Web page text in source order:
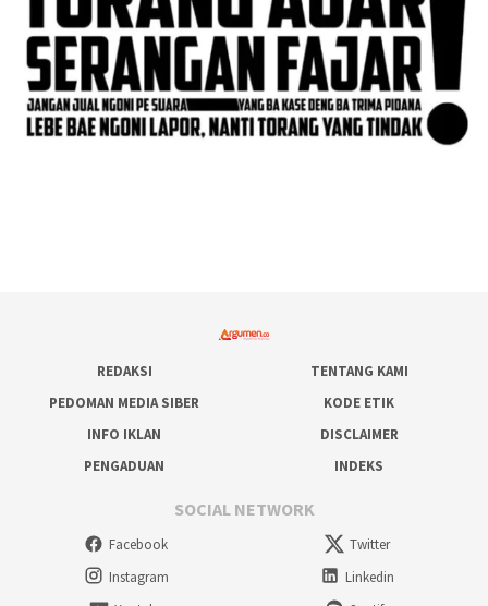
REDAKSI
TENTANG KAMI
PEDOMAN MEDIA SIBER
KODE ETIK
INFO IKLAN
DISCLAIMER
PENGADUAN
INDEKS
SOCIAL NETWORK
Facebook
Twitter
Instagram
Linkedin